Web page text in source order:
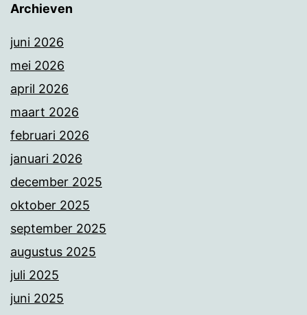
Archieven
juni 2026
mei 2026
april 2026
maart 2026
februari 2026
januari 2026
december 2025
oktober 2025
september 2025
augustus 2025
juli 2025
juni 2025